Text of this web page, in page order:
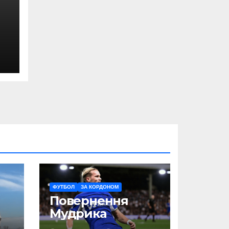
ФУТБОЛ ЗА КОРДОНОМ
Повернення
Мудрика